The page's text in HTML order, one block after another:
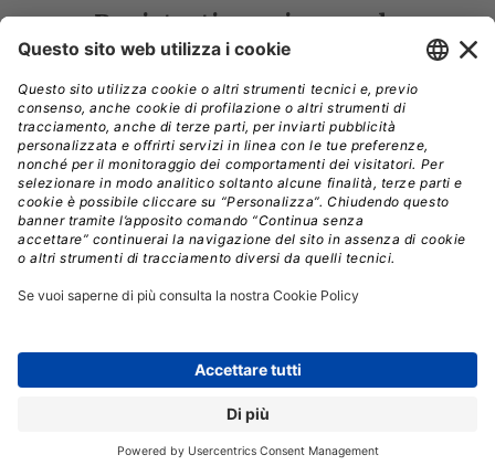
Registrati per ricevere la
newsletter e accedere ai
contenuti insider
Registrati alla nostra Newsletter e potrai
accedere gratuitamente ad articoli, guide
e approfondimenti riservati agli utenti
Premium, scaricare eBook e White Paper
e seguire i Webinar